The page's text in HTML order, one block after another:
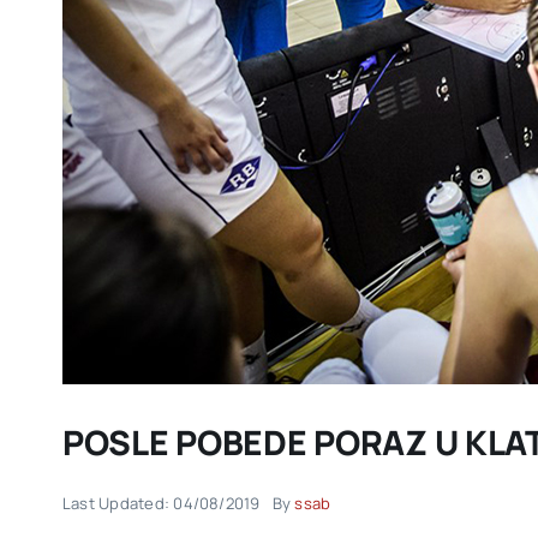
POSLE POBEDE PORAZ U
Last Updated: 04/08/2019 Byssab